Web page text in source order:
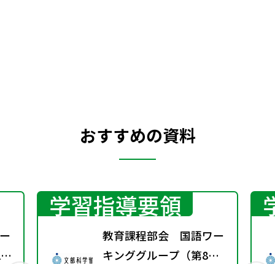
おすすめの資料
学習指導要領
教育課程部会 国語ワー
キンググループ（第8